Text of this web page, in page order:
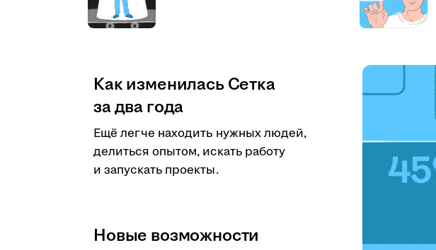
Как изменилась Сетка
за два года
Ещё легче находить нужных людей,
делиться опытом, искать работу
и запускать проекты.
Новые возможности